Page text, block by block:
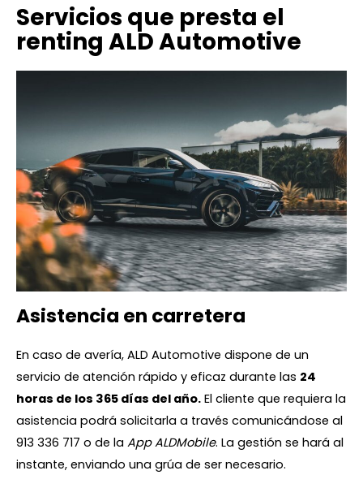
Servicios que presta el
renting ALD Automotive
Asistencia en carretera
En caso de avería, ALD Automotive dispone de un
servicio de atención rápido y eficaz durante las 24
horas de los 365 días del año. El cliente que requiera la
asistencia podrá solicitarla a través comunicándose al
913 336 717 o de la App ALDMobile. La gestión se hará al
instante, enviando una grúa de ser necesario.